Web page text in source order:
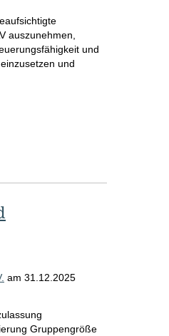
auszunehmen,
und
und
am 31.12.2025
Gruppengröße